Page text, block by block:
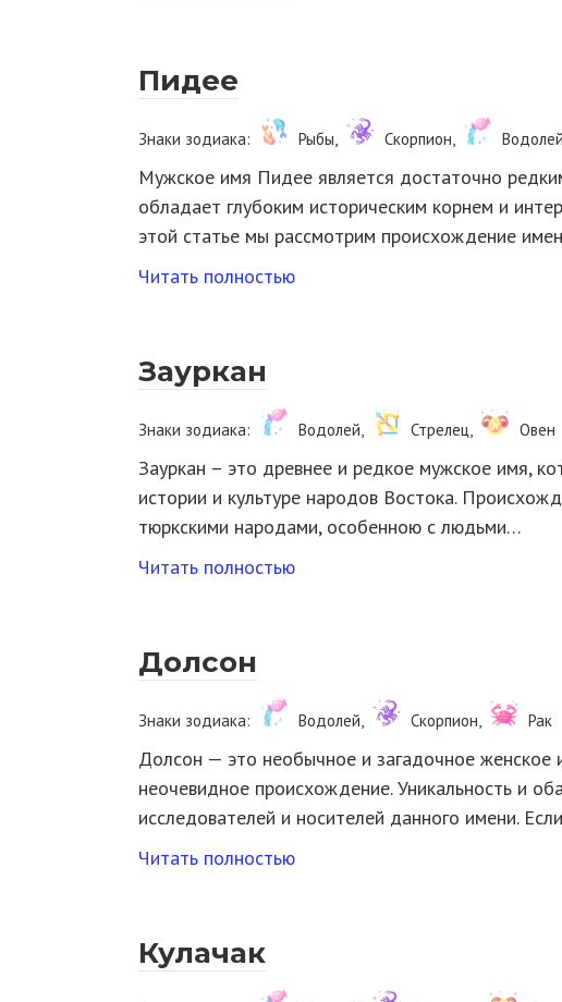
Пидее
Знаки зодиака: Рыбы, Скорпион, Водолей
Мужское имя Пидее является достаточно
обладает глубоким историческим корнем и
этой статье мы рассмотрим происхождение
Читать полностью
Зауркан
Знаки зодиака: Водолей, Стрелец, Овен
Зауркан – это древнее и редкое мужское имя,
истории и культуре народов Востока.
тюркскими народами, особенною с людьми…
Читать полностью
Долсон
Знаки зодиака: Водолей, Скорпион, Рак
Долсон — это необычное и загадочное женское
неочевидное происхождение. Уникальность и
исследователей и носителей данного имени.
Читать полностью
Кулачак